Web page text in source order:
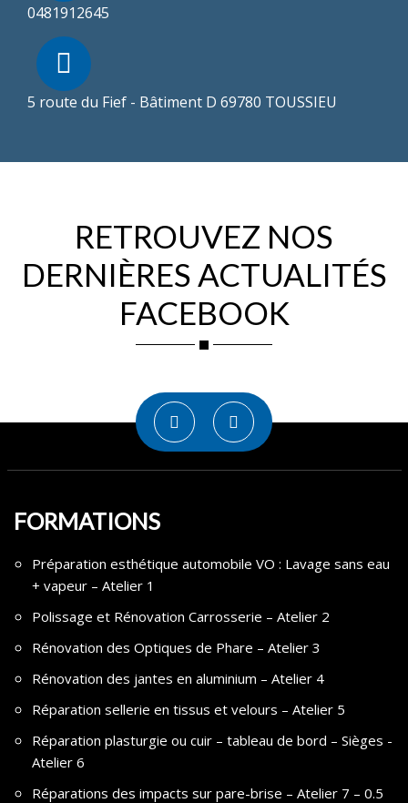
0481912645
5 route du Fief - Bâtiment D 69780 TOUSSIEU
RETROUVEZ NOS
DERNIÈRES ACTUALITÉS
FACEBOOK
FORMATIONS
Préparation esthétique automobile VO : Lavage sans eau
+ vapeur – Atelier 1
Polissage et Rénovation Carrosserie – Atelier 2
Rénovation des Optiques de Phare – Atelier 3
Rénovation des jantes en aluminium – Atelier 4
Réparation sellerie en tissus et velours – Atelier 5
Réparation plasturgie ou cuir – tableau de bord – Sièges -
Atelier 6
Réparations des impacts sur pare-brise – Atelier 7 – 0.5